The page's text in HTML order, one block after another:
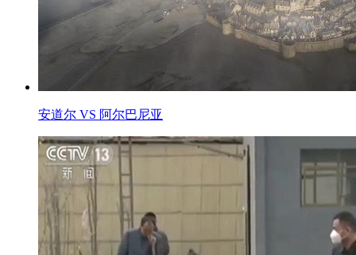
安道尔 VS 阿尔巴尼亚